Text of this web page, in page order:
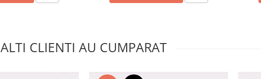
ALTI CLIENTI AU CUMPARAT